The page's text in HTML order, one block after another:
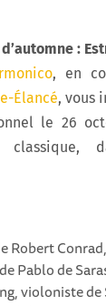
d’automne :
, en
Élancé, vous
le 26
classique,
Robert
de Pablo de
violoniste